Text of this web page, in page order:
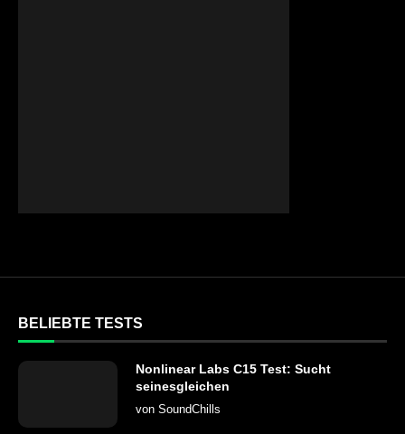
BELIEBTE TESTS
Nonlinear Labs C15 Test: Sucht
seinesgleichen
von SoundChills